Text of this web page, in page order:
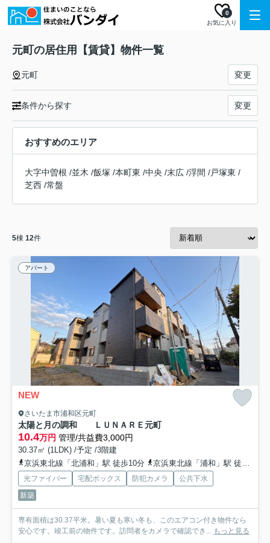
お気に入り
0
元町の居住用【賃貸】物件一覧
元町 変更
条件から探す 変更
おすすめのエリア
大字中曽根 /並木 /飯塚 /本町東 /中央 /末広 /浮間 /戸塚東 /
芝西 /常盤
5棟 12件
アパート
NEW
さいたま市浦和区元町
太陽と月の調和 ＬＵＮＡＲＥ元町
10.4万円 管理/共益費3,000円
30.37㎡ (1LDK) /予定 /3階建
京浜東北線「北浦和」駅 徒歩10分
京浜東北線「浦和」駅 徒歩24分
光ファイバー 宅配ボックス 防犯カメラ
公共下水
新築
専有面積は30.37平米。暑い夏も寒い冬も、このエアコン付き物件なら
安心です。竣工前の物件です。訪問者をカメラで確認でき... もっと見る